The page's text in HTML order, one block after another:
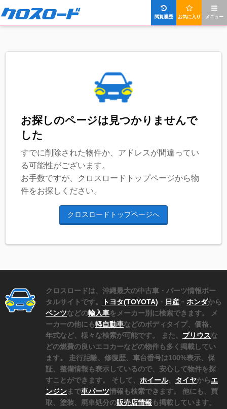
メニュー
お気に入り
閲覧履歴
お探しのページは見つかりませんで
した
すでに削除された物件か、アドレスが間違ってい
る可能性がございます。
お手数ですが、クロスロードトップページから物
件をお探しください。
クロスロードトップページへ
クロスロードは、沖縄最大の中古車・パーツ情報ポー
タルサイトです。
トヨタ(TOYOTA) ・ 日産 ・ ホンダから
ベンツなどの輸入車をメーカー別に検索できます。 メ
ーカーの他にも軽自動車などのボディタイプ、価格、
年式など、様々な検索が可能です。 また、 プリウスな
どの燃費の良いエコカーなどの物件も多く掲載してい
ます。 走行距離、修復歴、車台番号は100%表示、保
証、整備情報も表示しているので、安心して物件を探
すことができます。 そして、 ホイール、 タイヤからエ
ンジンまで車パーツ情報も検索できます。 他にも、買
取、塗装、廃車処分の販売店情報 も掲載しています。